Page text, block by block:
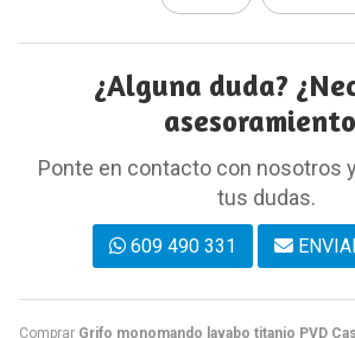
Comprar Grifo monomando lavabo titanio PVD
¿Alguna duda?
Ponte en contacto con nosotros
tus dudas.
609 490 331